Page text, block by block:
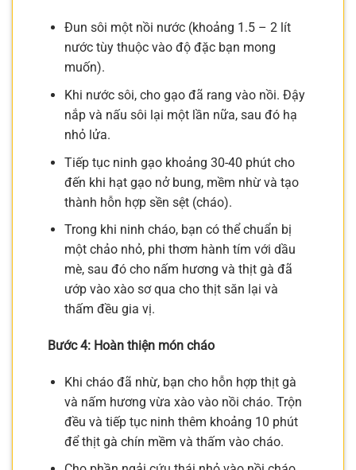
Đun sôi một nồi nước (khoảng 1.5 – 2 lít
nước tùy thuộc vào độ đặc bạn mong
muốn).
Khi nước sôi, cho gạo đã rang vào nồi. Đậy
nắp và nấu sôi lại một lần nữa, sau đó hạ
nhỏ lửa.
Tiếp tục ninh gạo khoảng 30-40 phút cho
đến khi hạt gạo nở bung, mềm nhừ và tạo
thành hỗn hợp sền sệt (cháo).
Trong khi ninh cháo, bạn có thể chuẩn bị
một chảo nhỏ, phi thơm hành tím với dầu
mè, sau đó cho nấm hương và thịt gà đã
ướp vào xào sơ qua cho thịt săn lại và
thấm đều gia vị.
Bước 4: Hoàn thiện món cháo
Khi cháo đã nhừ, bạn cho hỗn hợp thịt gà
và nấm hương vừa xào vào nồi cháo. Trộn
đều và tiếp tục ninh thêm khoảng 10 phút
để thịt gà chín mềm và thấm vào cháo.